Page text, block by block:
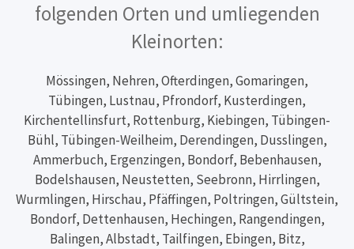
folgenden Orten und umliegenden
Kleinorten:
Mössingen, Nehren, Ofterdingen, Gomaringen,
Tübingen, Lustnau, Pfrondorf, Kusterdingen,
Kirchentellinsfurt, Rottenburg, Kiebingen, Tübingen-
Bühl, Tübingen-Weilheim, Derendingen, Dusslingen,
Ammerbuch, Ergenzingen, Bondorf, Bebenhausen,
Bodelshausen, Neustetten, Seebronn, Hirrlingen,
Wurmlingen, Hirschau, Pfäffingen, Poltringen, Gültstein,
Bondorf, Dettenhausen, Hechingen, Rangendingen,
Balingen, Albstadt, Tailfingen, Ebingen, Bitz,